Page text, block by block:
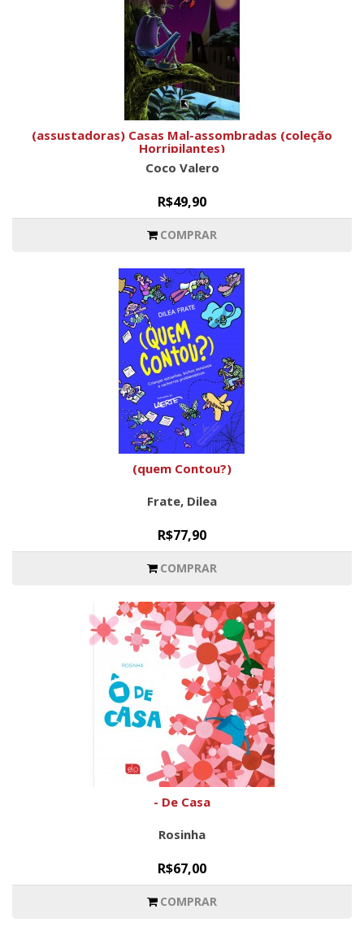
(assustadoras) Casas Mal-assombradas (coleção
Horripilantes)
Coco Valero
R$49,90
COMPRAR
(quem Contou?)
Frate, Dilea
R$77,90
COMPRAR
- De Casa
Rosinha
R$67,00
COMPRAR